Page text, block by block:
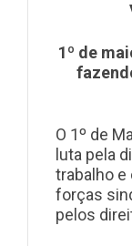
1º de
O 1º de
luta pela
trabalho e
forças
pelos